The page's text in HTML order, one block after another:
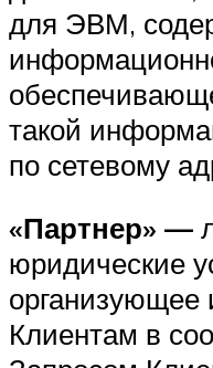
для ЭВМ,
такой
по сетевому
«Партнер» —
юридические
организующее
Клиентам в